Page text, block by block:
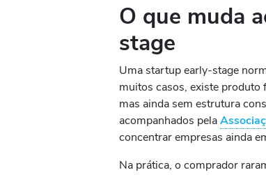
O que muda
stage
Uma startup early-stage
muitos casos, existe produto
mas ainda sem estrutura
acompanhados pela
concentrar empresas ainda
Na prática, o comprador